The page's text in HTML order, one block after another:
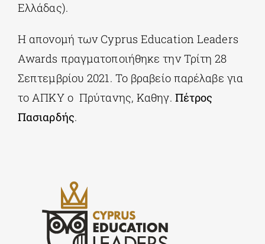
Ελλάδας).
Η απονομή των Cyprus Education Leaders
Awards πραγματοποιήθηκε την Τρίτη 28
Σεπτεμβρίου 2021. Το βραβείο παρέλαβε για
το ΑΠΚΥ ο Πρύτανης, Καθηγ. Πέτρος
Πασιαρδής.